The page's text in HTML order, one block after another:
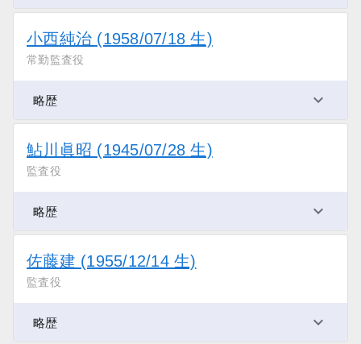
小西純治 (1958/07/18 生)
常勤監査役
略歴
鮎川眞昭 (1945/07/28 生)
監査役
略歴
佐藤建 (1955/12/14 生)
監査役
略歴